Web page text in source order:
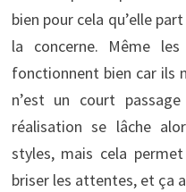
bien pour cela qu’elle
la concerne. Même
fonctionnent bien car ils
n’est un court
réalisation se lâche
styles, mais cela
briser les attentes, et ça